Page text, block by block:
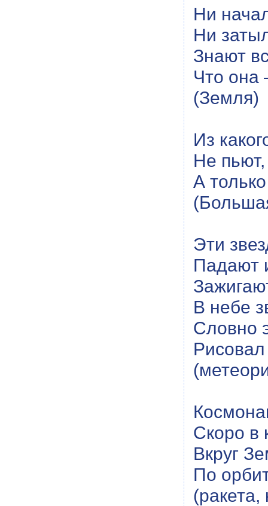
Ни
Ни
Знают
Что
(Земля)
Из
Не пьют,
А
Эти
Падают
В небе
Словно
Скоро в
Вкруг
По
(ракета,